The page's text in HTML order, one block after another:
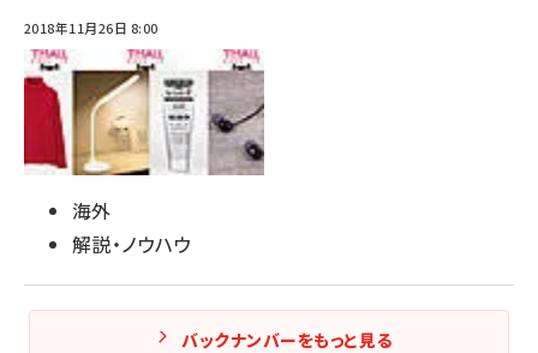
2018年11月26日 8:00
海外
解説・ノウハウ
バックナンバーをもっと見る